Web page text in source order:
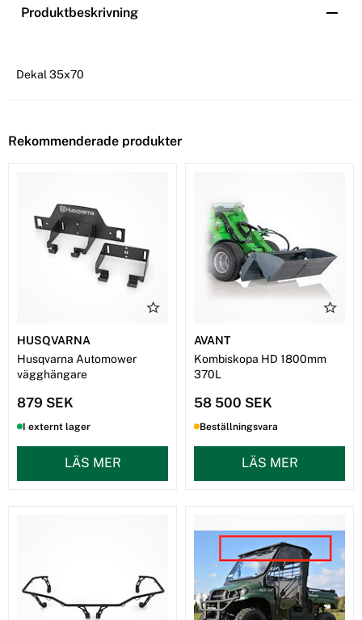
Produktbeskrivning
Dekal 35x70
Rekommenderade produkter
HUSQVARNA
Husqvarna Automower
vägghängare
879 SEK
I externt lager
LÄS MER
AVANT
Kombiskopa HD 1800mm
370L
58 500 SEK
Beställningsvara
LÄS MER